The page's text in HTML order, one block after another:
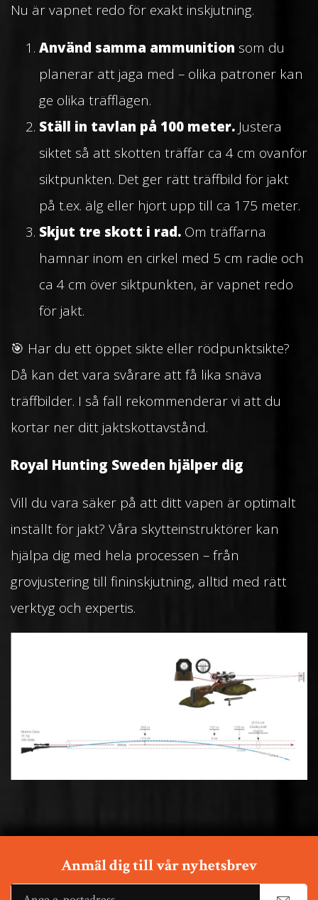
Nu är vapnet redo för exakt inskjutning.
Använd samma ammunition som du
planerar att jaga med – olika patroner kan
ge olika träfflägen.
Ställ in tavlan på 100 meter. Justera
siktet så att skotten träffar ca 4 cm ovanför
siktpunkten. Det ger rätt träffbild för jakt
på t.ex. älg eller hjort upp till ca 175 meter.
Skjut tre skott i rad. Om träffarna
hamnar inom en cirkel med 5 cm radie och
ca 4 cm över siktpunkten, är vapnet redo
för jakt.
🎯 Har du ett öppet sikte eller rödpunktsikte?
Då kan det vara svårare att få lika snäva
träffbilder. I så fall rekommenderar vi att du
kortar ner ditt jaktskottavstånd.
Royal Hunting Sweden hjälper dig
Vill du vara säker på att ditt vapen är optimalt
inställt för jakt? Våra skytteinstruktörer kan
hjälpa dig med hela processen – från
grovjustering till fininskjutning, alltid med rätt
verktyg och expertis.
Anmäl dig till vår nyhetsbrev